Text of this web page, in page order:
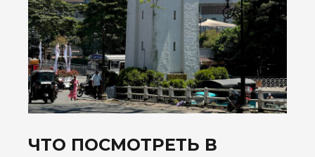
ЧТО ПОСМОТРЕТЬ В